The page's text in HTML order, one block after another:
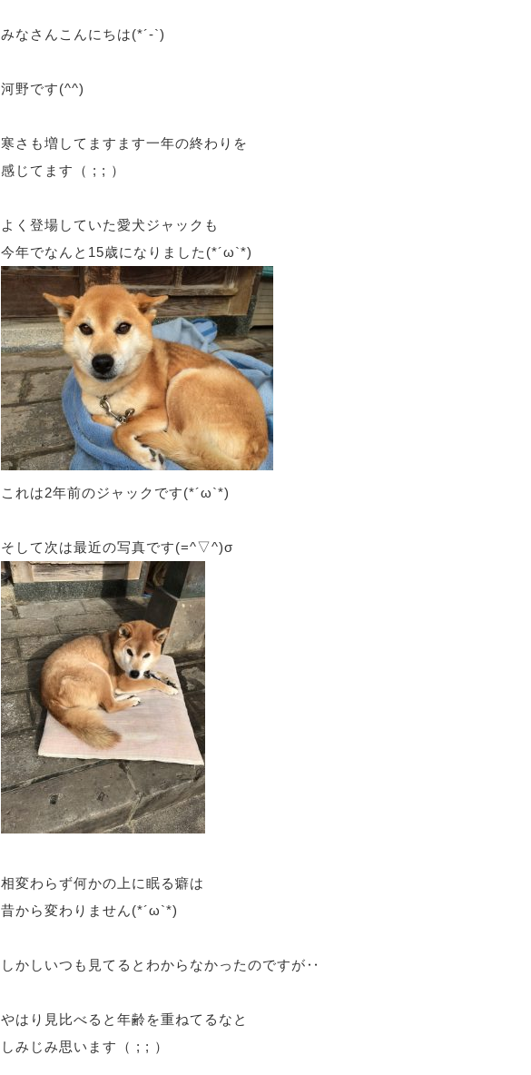
みなさんこんにちは(*´-`)
河野です(^^)
寒さも増してますます一年の終わりを
感じてます（ ; ; ）
よく登場していた愛犬ジャックも
今年でなんと15歳になりました(*´ω`*)
これは2年前のジャックです(*´ω`*)
そして次は最近の写真です(=^▽^)σ
相変わらず何かの上に眠る癖は
昔から変わりません(*´ω`*)
しかしいつも見てるとわからなかったのですが‥
やはり見比べると年齢を重ねてるなと
しみじみ思います（ ; ; ）